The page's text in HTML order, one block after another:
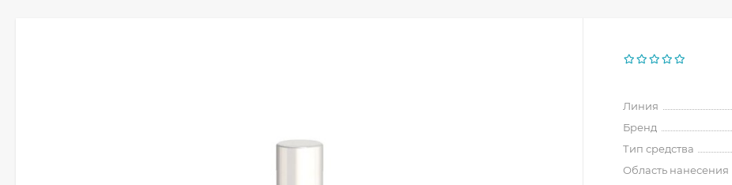
Линия
Бренд
Тип средства
Область нанесения